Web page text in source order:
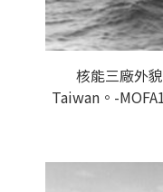
核能三廠外
Taiwan。-